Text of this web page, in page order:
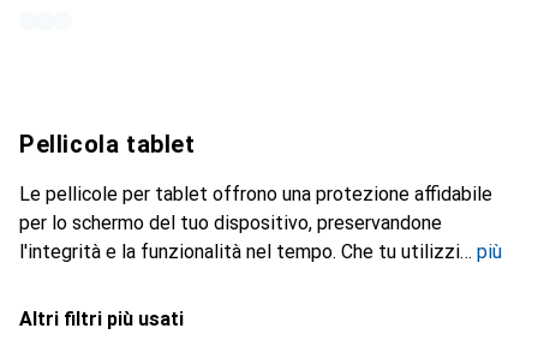
Pellicola tablet
Le pellicole per tablet offrono una protezione affidabile
per lo schermo del tuo dispositivo, preservandone
l'integrità e la funzionalità nel tempo. Che tu utilizzi
più
Altri filtri più usati